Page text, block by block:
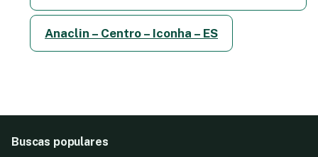
Anaclin – Centro – Iconha – ES
Buscas populares